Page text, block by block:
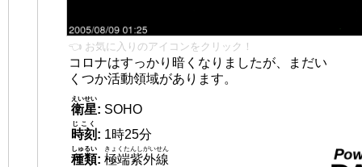
👈 お気に入りのアイコンをクリック！
コロナはすっかり暗くなりましたが、まだい
くつか活動領域があります。
衛星
えいせい
: SOHO
時刻
じこく
: 1時25分
種類
しゅるい
: 極端紫外線
きょくたんしがいせん